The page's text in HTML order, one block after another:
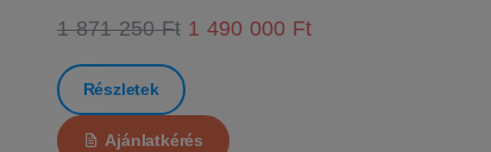
1 871 250 Ft 1 490 000 Ft
Részletek
Ajánlatkérés